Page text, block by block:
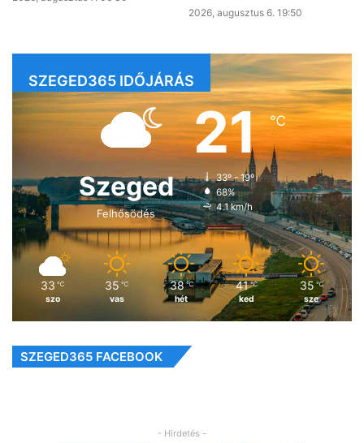
2026, augusztus 6. 19:50
SZEGED365 IDŐJÁRÁS
Szeged
Felhősödés
21℃
33º - 19º
68%
4.1 km/h
33 ℃
szo
35 ℃
vas
38 ℃
hét
41 ℃
ked
35 ℃
sze
SZEGED365 FACEBOOK
- Hirdetés -